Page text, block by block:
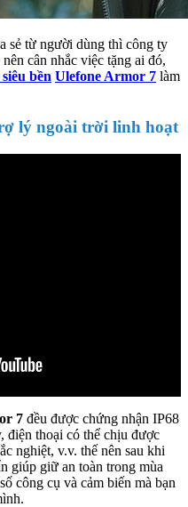
sẻ từ người dùng thì công ty
cân nhắc việc tặng ai đó,
bền Ulefone Armor 7 làm
lý ngoài trời linh hoạt
7 đều được chứng nhận IP68
thoại có thể chịu được
nghiệt, v.v. thế nên sau khi
giúp giữ an toàn trong mùa
công cụ và cảm biến mà bạn